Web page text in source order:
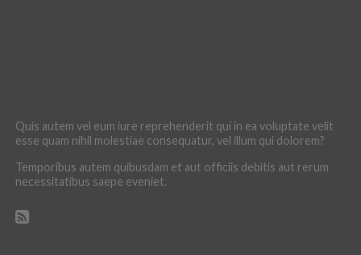
Quis autem vel eum iure reprehenderit qui in ea voluptate velit
esse quam nihil molestiae consequatur, vel illum qui dolorem?
Temporibus autem quibusdam et aut officiis debitis aut rerum
necessitatibus saepe eveniet.